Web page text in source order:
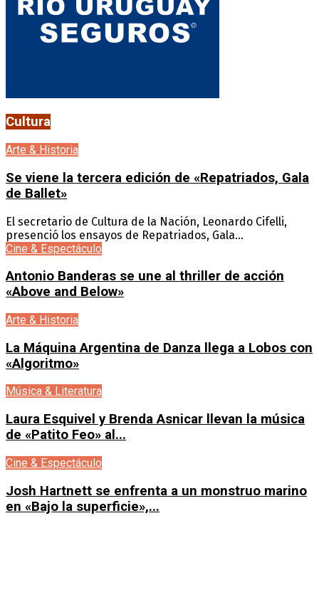
Cultura
Arte & Historia
Se viene la tercera edición de «Repatriados, Gala
de Ballet»
El secretario de Cultura de la Nación, Leonardo Cifelli,
presenció los ensayos de Repatriados, Gala...
Cine & Espectáculo
Antonio Banderas se une al thriller de acción
«Above and Below»
Arte & Historia
La Máquina Argentina de Danza llega a Lobos con
«Algoritmo»
Música & Literatura
Laura Esquivel y Brenda Asnicar llevan la música
de «Patito Feo» al...
Cine & Espectáculo
Josh Hartnett se enfrenta a un monstruo marino
en «Bajo la superficie»,...